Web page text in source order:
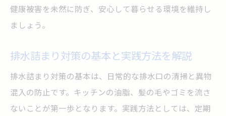
健康被害を未然に防ぎ、安心して暮らせる環境を維持し
ましょう。
排水詰まり対策の基本と実践方法を解説
排水詰まり対策の基本は、日常的な排水口の清掃と異物
混入の防止です。キッチンの油脂、髪の毛やゴミを流さ
ないことが第一歩となります。実践方法としては、定期